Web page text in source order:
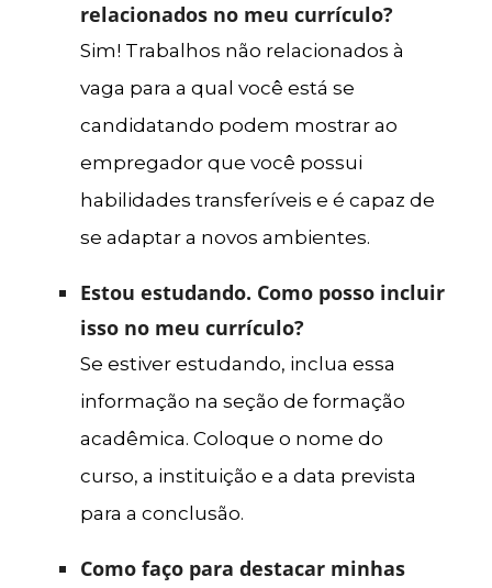
relacionados no meu currículo?
Sim! Trabalhos não relacionados à
vaga para a qual você está se
candidatando podem mostrar ao
empregador que você possui
habilidades transferíveis e é capaz de
se adaptar a novos ambientes.
Estou estudando. Como posso incluir
isso no meu currículo?
Se estiver estudando, inclua essa
informação na seção de formação
acadêmica. Coloque o nome do
curso, a instituição e a data prevista
para a conclusão.
Como faço para destacar minhas